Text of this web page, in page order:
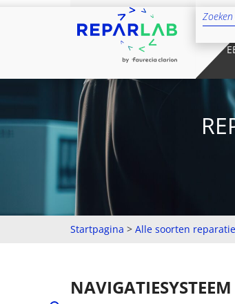
Startpagina > Alle soorten
NAVIGATIESYSTEEM